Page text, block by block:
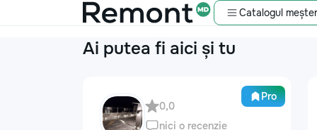
Catalogul
Ai putea fi aici și tu
Pro
0,0
nici o recenzie